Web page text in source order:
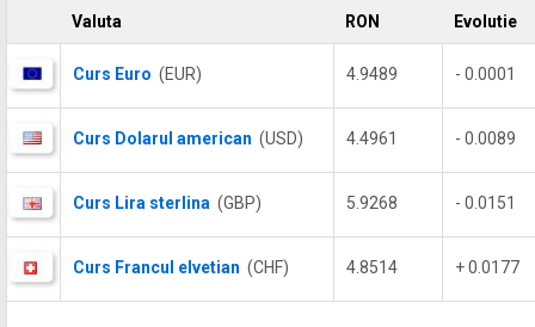
Valuta RON Evolutie
Curs Euro (EUR) 4.9489 - 0.0001
Curs Dolarul american (USD) 4.4961 - 0.0089
Curs Lira sterlina (GBP) 5.9268 - 0.0151
Curs Francul elvetian (CHF) 4.8514 + 0.0177